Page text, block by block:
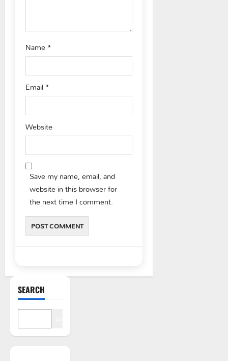
Name*
Email*
Website
Save my name, email, and
website in this browser for
the next time I comment.
SEARCH